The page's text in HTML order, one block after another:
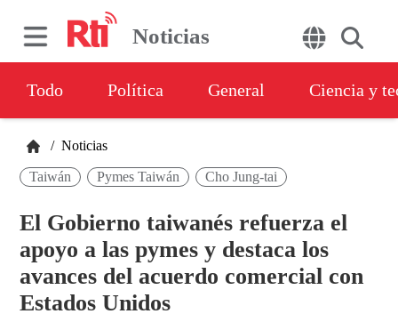
Noticias
Todo Política General Ciencia y
/ Noticias
Taiwán Pymes Taiwán Cho Jung-tai
El Gobierno taiwanés refuerza el
apoyo a las pymes y destaca los
avances del acuerdo comercial con
Estados Unidos